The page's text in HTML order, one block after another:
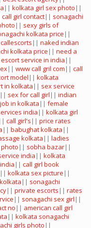
|| kolkata girl sex photo ||
call girl contact|| sonagachi
|| sexy girls of
kolkata price ||
callescorts || naked indian
kolkata price || need a
service in india ||
|| www call gril com || call
model || kolkata
in kolkata || sex service
|| sex for call girl || indian
in kolkata || female
india || kolkata girl
|| call girl's || price rates
|| babughat kolkata ||
kolkata || ladies
photo || sobha bazar||
india || kolkata
|| call girl book
|| kolkata sex picture ||
|| sonagachi
|| private escorts || rates
|| sonagachi sex girl ||
no || american call girl
|| kolkata sonagachi
girls photo ||